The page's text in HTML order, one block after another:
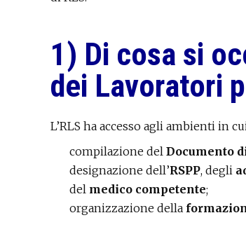
1) Di cosa si
dei Lavoratori
L’RLS ha accesso agli ambienti in
compilazione del Documento
designazione dell’RSPP, degli
del medico competente;
organizzazione della